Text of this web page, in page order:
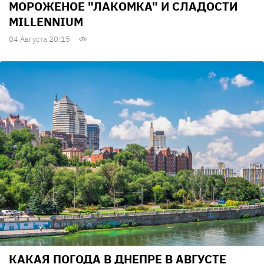
МОРОЖЕНОЕ "ЛАКОМКА" И СЛАДОСТИ
MILLENNIUM
04 Августа 20:15
КАКАЯ ПОГОДА В ДНЕПРЕ В АВГУСТЕ